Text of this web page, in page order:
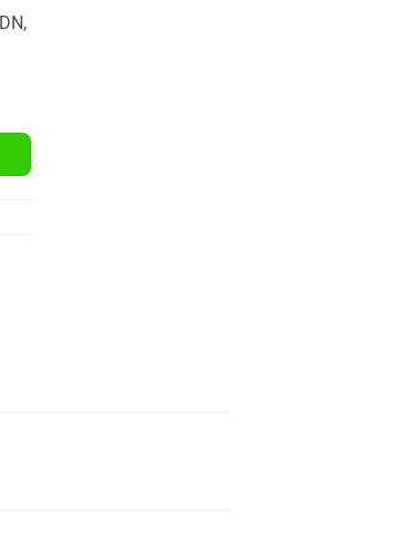
Yeni Muadil Siyah Toner Kartuşu (5000 Sayfa) adet